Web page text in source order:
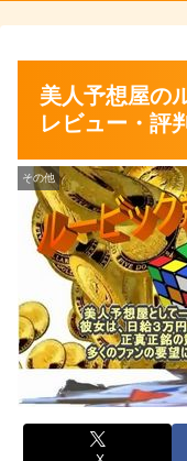
美人予想屋の
レビュー・評
その他